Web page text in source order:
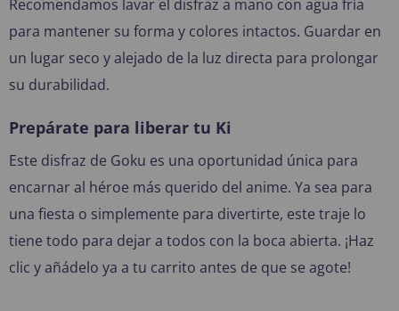
Recomendamos lavar el disfraz a mano con agua fría
para mantener su forma y colores intactos. Guardar en
un lugar seco y alejado de la luz directa para prolongar
su durabilidad.
Prepárate para liberar tu Ki
Este disfraz de Goku es una oportunidad única para
encarnar al héroe más querido del anime. Ya sea para
una fiesta o simplemente para divertirte, este traje lo
tiene todo para dejar a todos con la boca abierta. ¡Haz
clic y añádelo ya a tu carrito antes de que se agote!